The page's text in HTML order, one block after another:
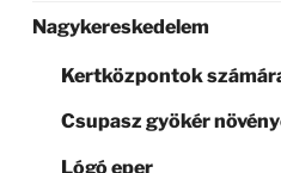
Nagykereskedelem
Kertközpontok
Csupasz gyökér
Lógó eper